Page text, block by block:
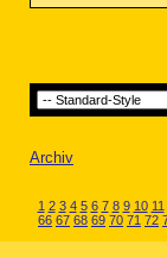
Archiv
1 2 3 4 5 6 7 8 9 10 11
66 67 68 69 70 71 72